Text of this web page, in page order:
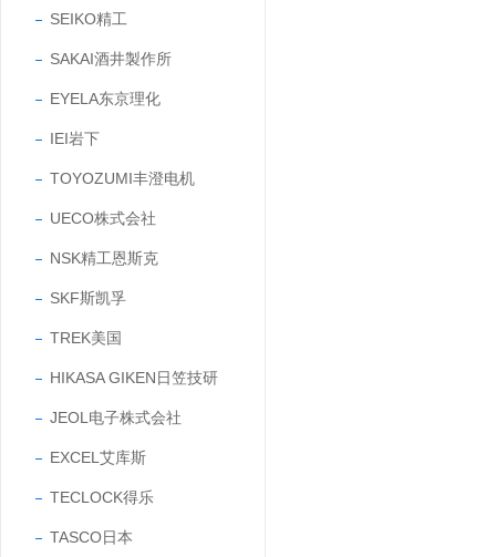
SEIKO精工
SAKAI酒井製作所
EYELA东京理化
IEI岩下
TOYOZUMI丰澄电机
UECO株式会社
NSK精工恩斯克
SKF斯凯孚
TREK美国
HIKASA GIKEN日笠技研
JEOL电子株式会社
EXCEL艾库斯
TECLOCK得乐
TASCO日本